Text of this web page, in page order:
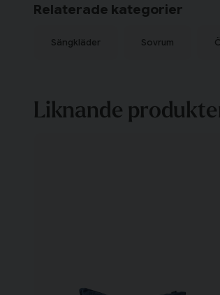
Relaterade kategorier
Sängkläder Sovrum
Liknande